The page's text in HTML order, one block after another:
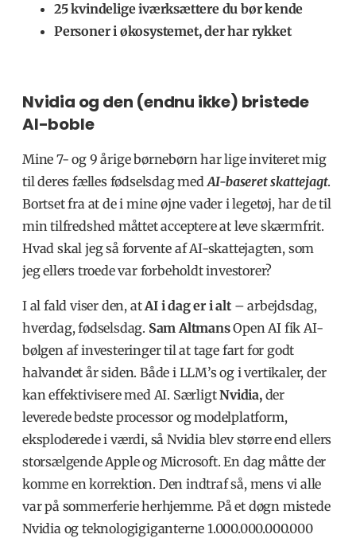
25 kvindelige iværksættere du bør kende
Personer i økosystemet, der har rykket
Nvidia og den (endnu ikke) bristede
AI-boble
Mine 7- og 9 årige børnebørn har lige inviteret mig
til deres fælles fødselsdag medAI-baseret skattejagt.
Bortset fra at de i mine øjne vader i legetøj, har de til
min tilfredshed måttet acceptere at leve skærmfrit.
Hvad skal jeg så forvente af AI-skattejagten, som
jeg ellers troede var forbeholdt investorer?
I al fald viser den, atAI i dag er i alt– arbejdsdag,
hverdag, fødselsdag. Sam AltmansOpen AI fik AI-
bølgen af investeringer til at tage fart for godt
halvandet år siden. Både i LLM’s og i vertikaler, der
kan effektivisere med AI. SærligtNvidia,der
leverede bedste processor og modelplatform,
eksploderede i værdi, så Nvidia blev større end ellers
storsælgende Apple og Microsoft. En dag måtte der
komme en korrektion. Den indtraf så, mens vi alle
var på sommerferie herhjemme. På et døgn mistede
Nvidia og teknologigiganterne1.000.000.000.000